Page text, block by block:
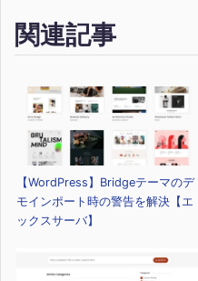
関連記事
【WordPress】Bridgeテーマのデ
モインポート時の警告を解決【エ
ックスサーバ】